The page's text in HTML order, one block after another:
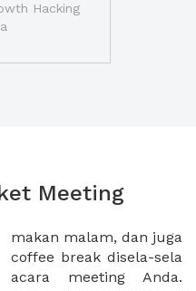
Hacking
Meeting